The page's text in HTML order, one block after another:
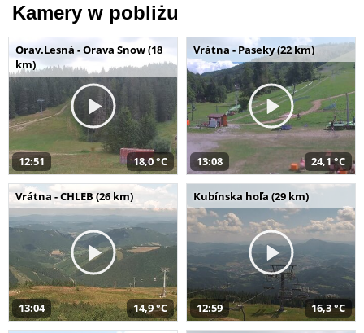
Kamery w pobliżu
Orav.Lesná - Orava Snow (18
km)
12:51 18,0 °C
Vrátna - Paseky (22 km)
13:08 24,1 °C
Vrátna - CHLEB (26 km)
13:04 14,9 °C
Kubínska hoľa (29 km)
12:59 16,3 °C